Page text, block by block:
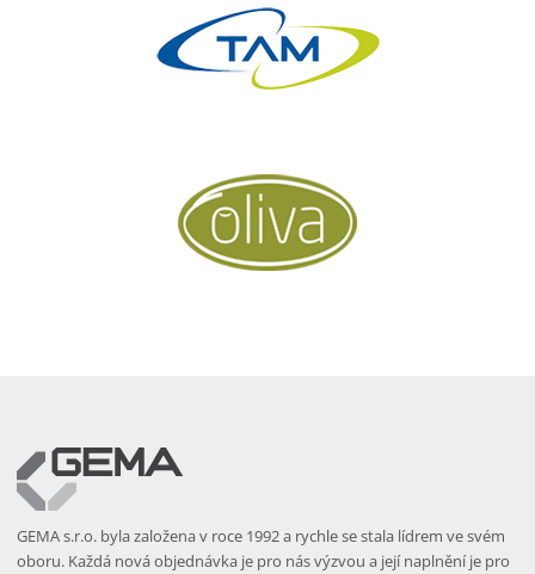
GEMA s.r.o. byla založena v roce 1992 a rychle se stala lídrem ve svém
oboru. Každá nová objednávka je pro nás výzvou a její naplnění je pro